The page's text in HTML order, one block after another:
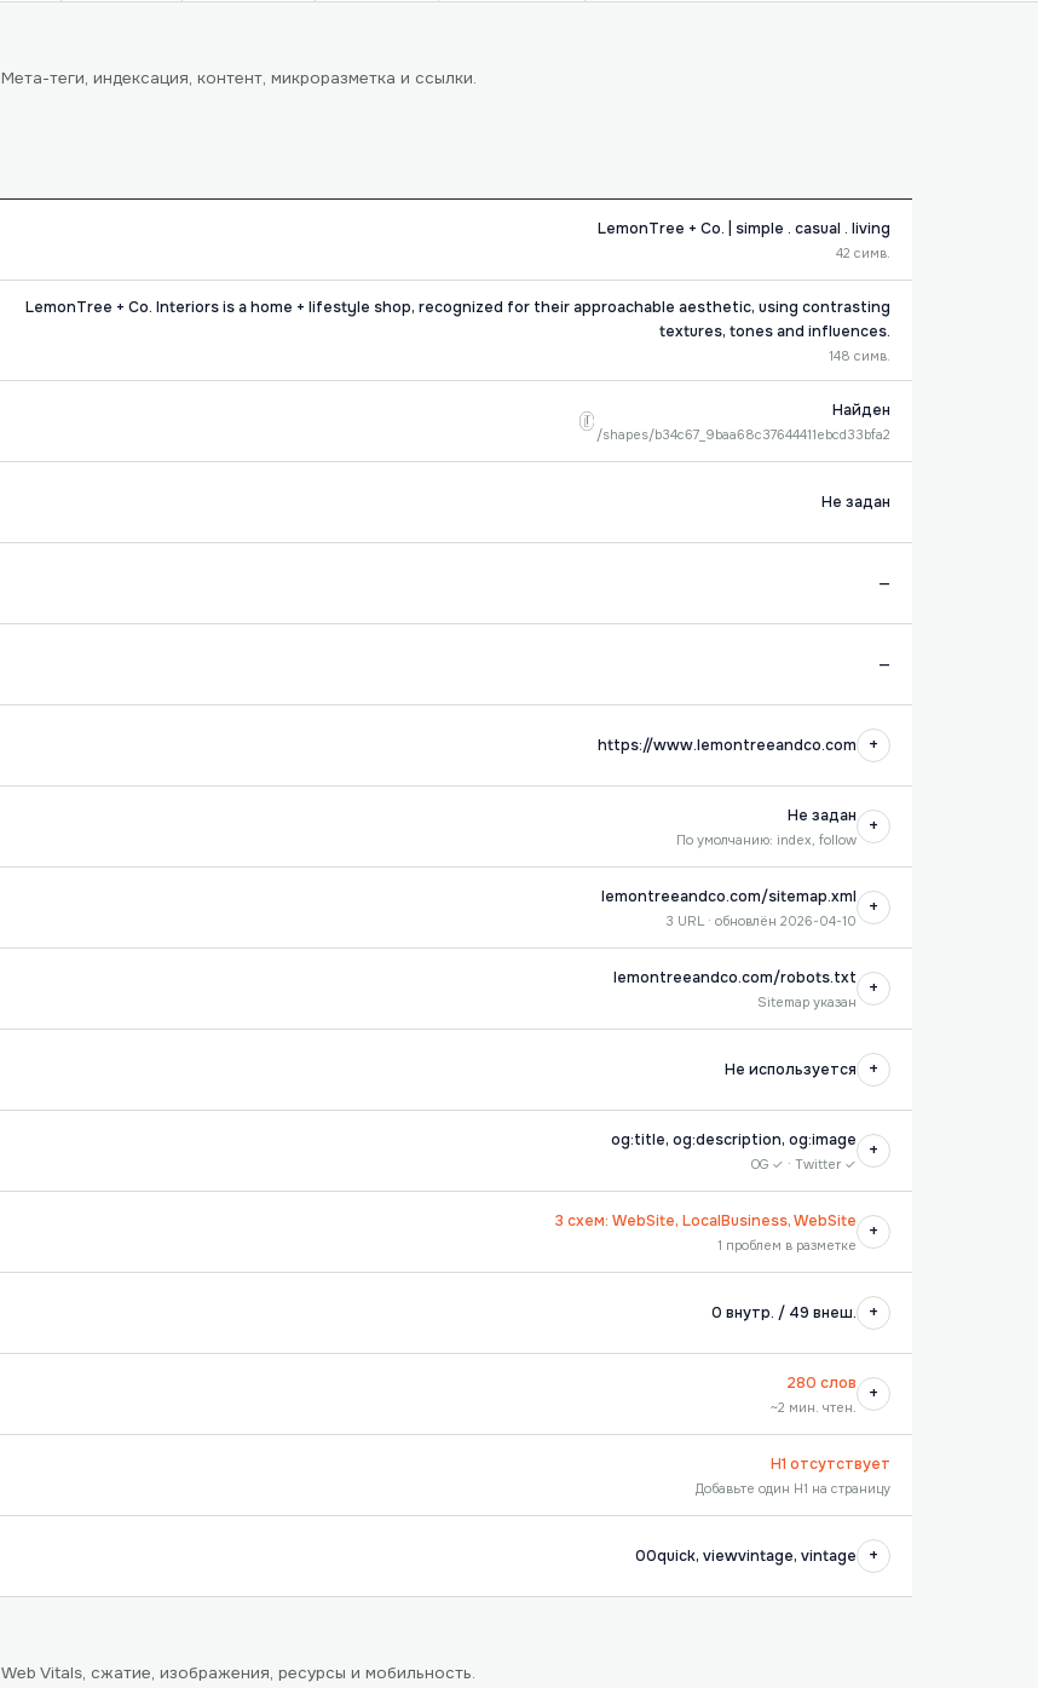
Мета-теги, индексация, контент, микроразметка и ссылки.
LemonTree + Co. | simple . casual . living
42 симв.
LemonTree + Co. Interiors is a home + lifestyle shop, recognized for their approachable aesthetic, using contrasting
textures, tones and influences.
148 симв.
Найден
/shapes/b34c67_9baa68c37644411ebcd33bfa2
Не задан
—
—
https://www.lemontreeandco.com +
Не задан
По умолчанию: index, follow
+
lemontreeandco.com/sitemap.xml
3 URL · обновлён 2026-04-10
+
lemontreeandco.com/robots.txt
Sitemap указан
+
Не используется +
og:title, og:description, og:image
OG ✓ · Twitter ✓
+
3 схем: WebSite, LocalBusiness, WebSite
1 проблем в разметке
+
0 внутр. / 49 внеш. +
280 слов
~2 мин. чтен.
+
H1 отсутствует
Добавьте один H1 на страницу
00quick, viewvintage, vintage +
Web Vitals, сжатие, изображения, ресурсы и мобильность.